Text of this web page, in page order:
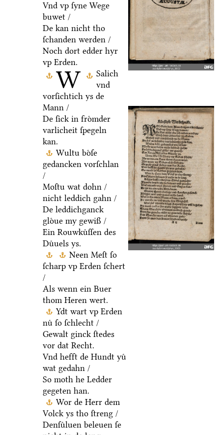
W
Vnd vp ſyne Wege
buwet /
De kan nicht tho
ſchanden werden /
Noch dort edder hyr
vp Erden.
Salich
vnd
vorſichtich ys de
Mann /
De ſick in froͤmder
varlicheit ſpegeln
kan.
Wultu boͤſe
gedancken vorſchlan
/
Moſtu wat dohn /
nicht leddich gahn /
De leddichganck
gloͤue my gewiß /
Ein Rouwkuͤſſen des
Duͤuels ys.
Neen Meſt ſo
ſcharp vp Erden ſchert
/
Als wenn ein Buer
thom Heren wert.
Ydt wart vp Erden
nuͤ ſo ſchlecht /
Gewalt ginck ſtedes
vor dat Recht.
Vnd hefft de Hundt yuͤ
wat gedahn /
So moth he Ledder
gegeten han.
Wor de Herr dem
Volck ys tho ſtreng /
Denſuͤluen beleuen ſe